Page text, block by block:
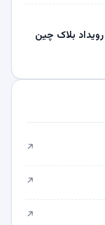
بلاک چین
↗
↗
↗